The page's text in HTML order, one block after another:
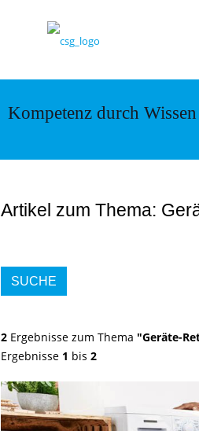
Kompetenz durch Wissen
Artikel zum Thema:
SUCHE
2Ergebnisse zum Thema "Geräte-
Ergebnisse 1 bis 2